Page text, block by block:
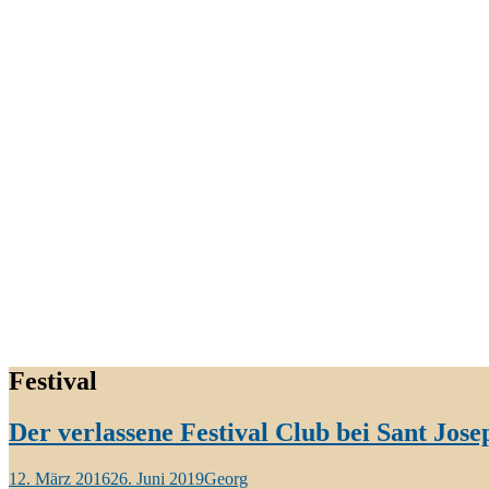
Festival
Der verlassene Festival Club bei Sant
12. März 201626. Juni 2019Georg